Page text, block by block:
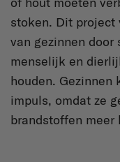
stoken. Dit project
van gezinnen door
menselijk en
houden. Gezinnen
impuls, omdat ze
brandstoffen meer